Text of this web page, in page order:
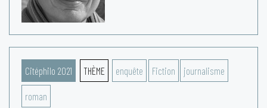
Citéphilo 2021 THÈME enquête Fiction journalisme
roman